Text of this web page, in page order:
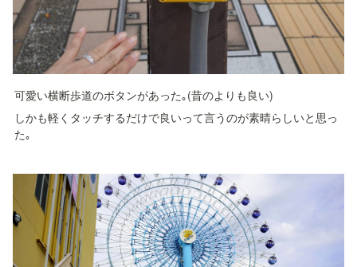
可愛い横断歩道のボタンがあった｡(昔のよりも良い)
しかも軽くタッチするだけで良いって言うのが素晴らしいと思っ
た｡